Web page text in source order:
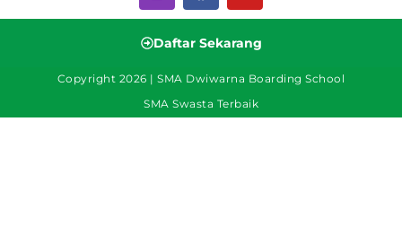
Daftar Sekarang
Copyright 2026 | SMA Dwiwarna Boarding School
SMA Swasta Terbaik